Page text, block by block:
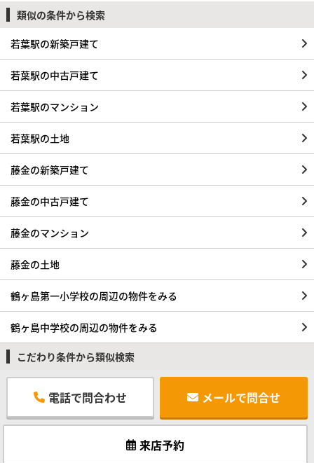
類似の条件から検索
若葉駅の新築戸建て
若葉駅の中古戸建て
若葉駅のマンション
若葉駅の土地
藤金の新築戸建て
藤金の中古戸建て
藤金のマンション
藤金の土地
鶴ヶ島第一小学校の周辺の物件をみる
鶴ヶ島中学校の周辺の物件をみる
こだわり条件から類似検索
電話で問合わせ メールで問合せ
来店予約